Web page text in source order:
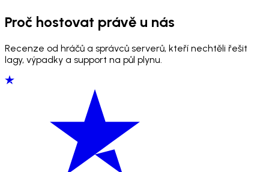
Proč hostovat právě u nás
Recenze od hráčů a správců serverů, kteří nechtěli řešit
lagy, výpadky a support na půl plynu.